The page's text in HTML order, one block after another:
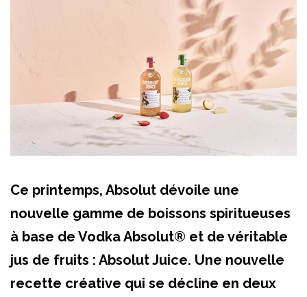
Ce printemps, Absolut dévoile une
nouvelle gamme de boissons spiritueuses
à base de Vodka Absolut® et de véritable
jus de fruits : Absolut Juice. Une nouvelle
recette créative qui se décline en deux